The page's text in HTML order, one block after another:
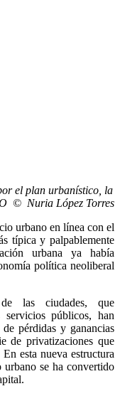
el plan urbanístico, la
© Nuria López Torres
urbano en línea con el
típica y palpablemente
urbana ya había
política neoliberal
las ciudades, que
servicios públicos, han
pérdidas y ganancias
de privatizaciones que
esta nueva estructura
urbano se ha convertido